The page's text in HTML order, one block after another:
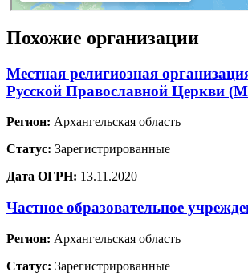
Похожие организации
Местная религиозная
Русской Православной Церкви
Регион: Архангельская область
Статус: Зарегистрированные
Дата ОГРН: 13.11.2020
Частное образовательное
Регион: Архангельская область
Статус: Зарегистрированные